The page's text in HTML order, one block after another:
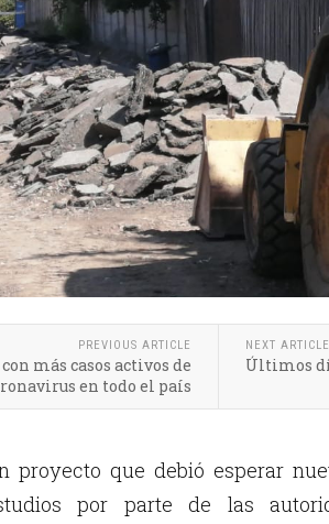
PREVIOUS ARTICLE
más casos activos de
en todo el país
NEXT ARTICLE
Últimos
proyecto que debió esperar
por parte de las